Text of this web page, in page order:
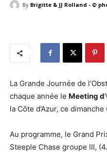
By Brigitte & JJ Rolland - ©
La Grande Journée de
chaque année le Meeting
la Côte d’Azur, ce
Au programme, le Grand
Steeple Chase groupe III,